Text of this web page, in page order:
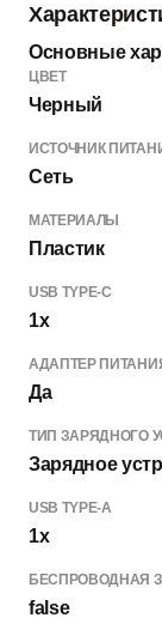
Основные
ЦВЕТ
Черный
ИСТОЧНИК
Сеть
МАТЕРИАЛЫ
Пластик
USB TYPE-C
1x
АДАПТЕР
Да
ТИП ЗАРЯДНОГО
Зарядное
USB TYPE-A
1x
БЕСПРОВОДНАЯ
false